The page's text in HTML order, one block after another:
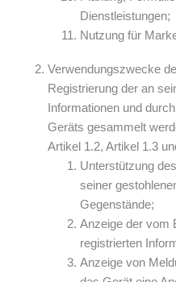
Dienstleistungen;
Nutzung für
Verwendungszwecke
Registrierung der an
Informationen und
Geräts gesammelt
Artikel 1.2, Artikel 1.3
Unterstützung
seiner
Gegenstände;
Anzeige der vom
registrierten
Anzeige von